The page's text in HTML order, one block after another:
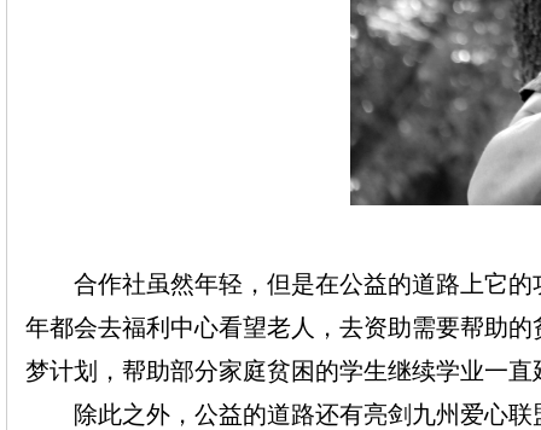
合作社虽然年轻，但是在公益的道路上它
年都会去福利中心看望老人， 去资助需要帮助的
梦计划，帮助部分家庭贫困的学生继续学业一直
除此之外，公益的道路还有亮剑九州爱心